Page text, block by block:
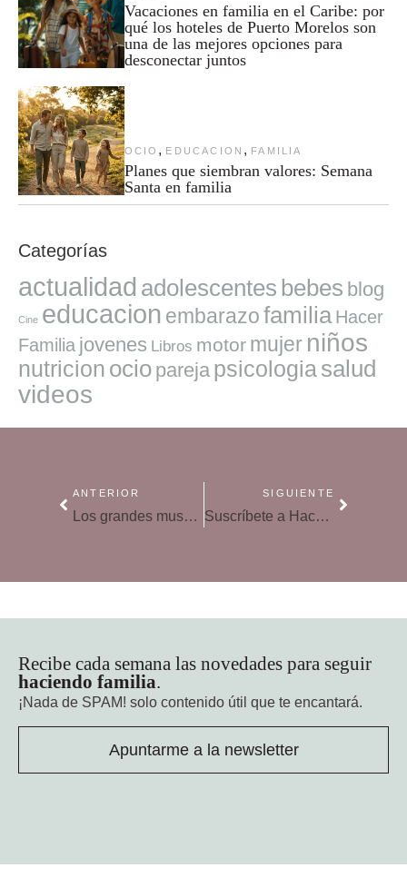
Vacaciones en familia en el Caribe: por
qué los hoteles de Puerto Morelos son
una de las mejores opciones para
desconectar juntos
OCIO , EDUCACION , FAMILIA
Planes que siembran valores: Semana
Santa en familia
Categorías
actualidad adolescentes bebes blog
Cine educacion embarazofamilia Hacer
Familia jovenes Libros motor mujer niños
nutricion ocio pareja psicologia salud
videos
ANTERIOR
Los grandes museos de Madrid con niños
SIGUIENTE
Suscríbete a Hacer Familia y llévate la Noria de Pinypon
Recibe cada semana las novedades para seguir
haciendo familia
¡Nada de SPAM! solo contenido útil que te encantará.
Apuntarme a la newsletter